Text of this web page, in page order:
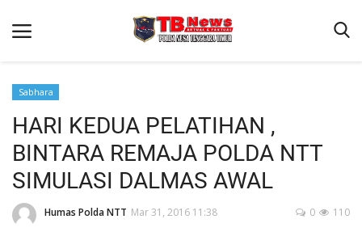
Beranda
Binkam
Terms & Conditions
Reskrim
Sabhara
HARI KEDUA PELATIHAN ,
BINTARA REMAJA POLDA NTT
SIMULASI DALMAS AWAL
Humas Polda NTT Mar 31, 2016 11:38 110
0